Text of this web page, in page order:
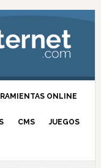
ONLINE
CMS JUEGOS